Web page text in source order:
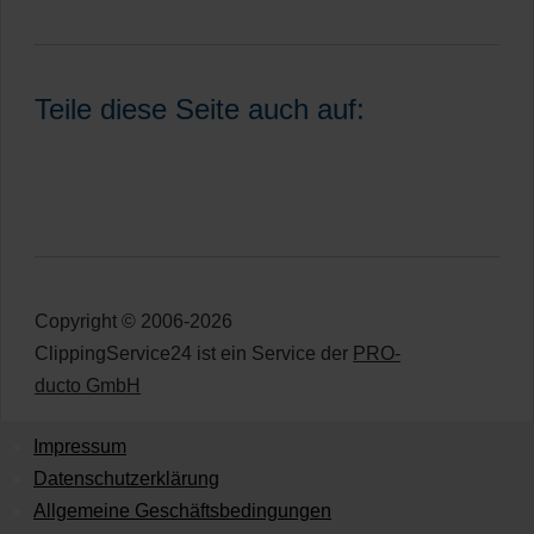
Teile diese Seite auch auf:
Copyright © 2006-2026
ClippingService24 ist ein Service der PRO-
ducto GmbH
Impressum
Datenschutzerklärung
Allgemeine Geschäftsbedingungen